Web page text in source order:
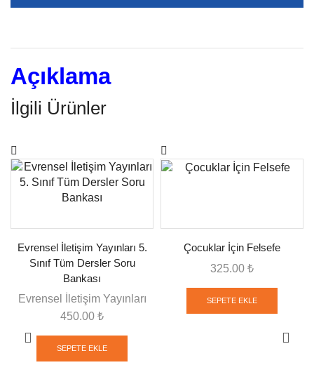
Açıklama
İlgili Ürünler
Evrensel İletişim Yayınları 5.
Sınıf Tüm Dersler Soru
Bankası
Evrensel İletişim Yayınları
450.00 ₺
SEPETE EKLE
Çocuklar İçin Felsefe
325.00 ₺
SEPETE EKLE